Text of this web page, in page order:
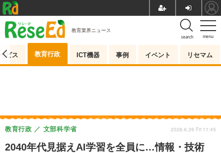
menu
search
教育業界ニュース
ビス 教育行政 ICT機器 事例 イベント リセマム
2040年代見据えAI学習を全員に…情報・技術
教育行政 文部科学省 2026.6.26 Fri 11:45